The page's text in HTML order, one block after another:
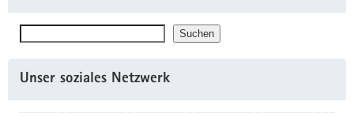
Suchen Suchen
Unser soziales Netzwerk